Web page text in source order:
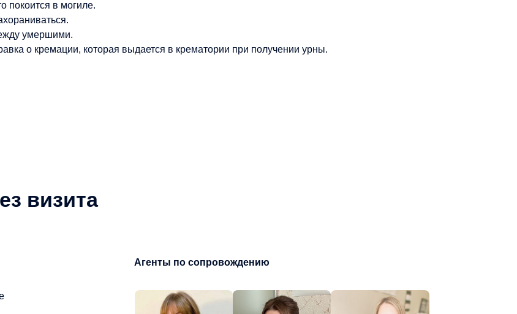
покоится в могиле.
умершими.
о кремации, которая выдается в крематории при получении урны.
визита
Агенты по сопровождению